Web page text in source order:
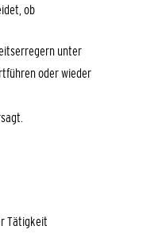
ob
unter
oder wieder
Tätigkeit